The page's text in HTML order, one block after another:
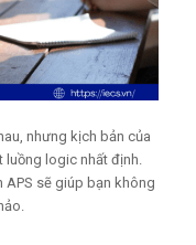
nhưng kịch bản của
logic nhất định.
APS sẽ giúp bạn không